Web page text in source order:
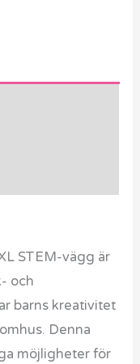
STEM-vägg är
och
barns kreativitet
Denna
möjligheter för